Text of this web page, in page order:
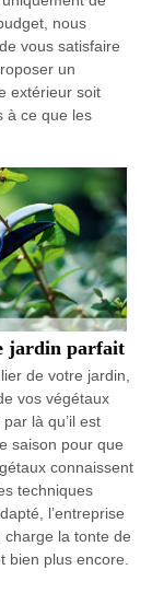
nous
vous satisfaire
un
extérieur soit
à ce que les
jardin parfait
de votre jardin,
vos végétaux
là qu’il est
saison pour que
connaissent
techniques
l’entreprise
la tonte de
bien plus encore.